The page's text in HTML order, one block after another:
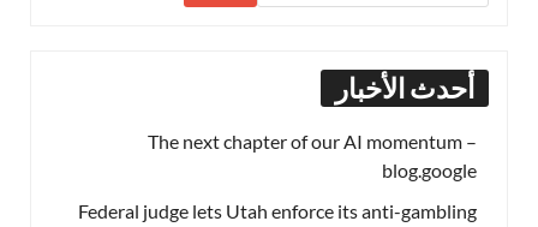
أحدث الأخبار
The next chapter of our AI momentum –
blog.google
Federal judge lets Utah enforce its anti-gambling